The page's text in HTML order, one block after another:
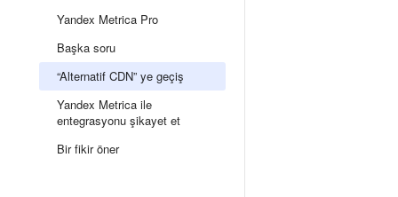
Yandex Metrica Pro
Başka soru
“Alternatif CDN” ye geçiş
Yandex Metrica ile
entegrasyonu şikayet et
Bir fikir öner